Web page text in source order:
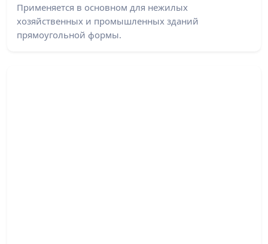
Применяется в основном для нежилых
хозяйственных и промышленных зданий
прямоугольной формы.